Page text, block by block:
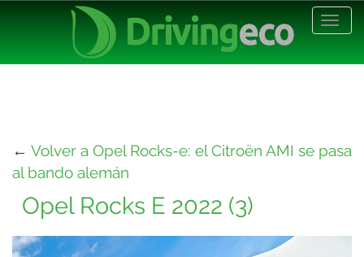
← Volver a Opel Rocks-e: el Citroën AMI se pasa
al bando alemán
Opel Rocks E 2022 (3)